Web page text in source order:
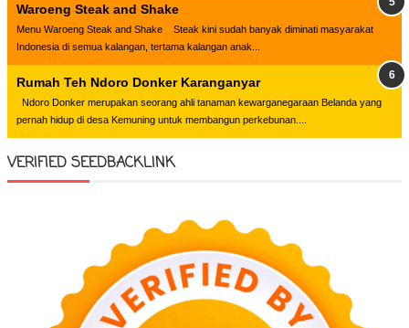
Waroeng Steak and Shake
Menu Waroeng Steak and Shake Steak kini sudah banyak diminati masyarakat
Indonesia di semua kalangan, tertama kalangan anak...
Rumah Teh Ndoro Donker Karanganyar
Ndoro Donker merupakan seorang ahli tanaman kewarganegaraan Belanda yang
pernah hidup di desa Kemuning untuk membangun perkebunan....
VERIFIED SEEDBACKLINK